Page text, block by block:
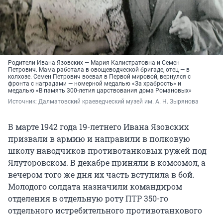
Родители Ивана Язовских — Мария Калистратовна и Семен
Петрович. Мама работала в овощеводческой бригаде, отец — в
колхозе. Семен Петрович воевал в Первой мировой, вернулся с
фронта с наградами — номерной медалью «За храбрость» и
медалью «В память 300-летия царствования дома Романовых»
Источник: Далматовский краеведческий музей им. А. Н. Зырянова
В марте 1942 года 19-летнего Ивана Язовских
призвали в армию и направили в полковую
школу наводчиков противотанковых ружей под
Ялуторовском. В декабре приняли в комсомол, а
вечером того же дня их часть вступила в бой.
Молодого солдата назначили командиром
отделения в отдельную роту ПТР 350-го
отдельного истребительного противотанкового